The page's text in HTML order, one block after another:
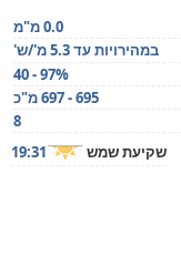
0.0 מ"מ
במהירויות עד 5.3 מ'/ש'
40 - 97%
695 - 697 מ"כ
8
שקיעת שמש 19:31